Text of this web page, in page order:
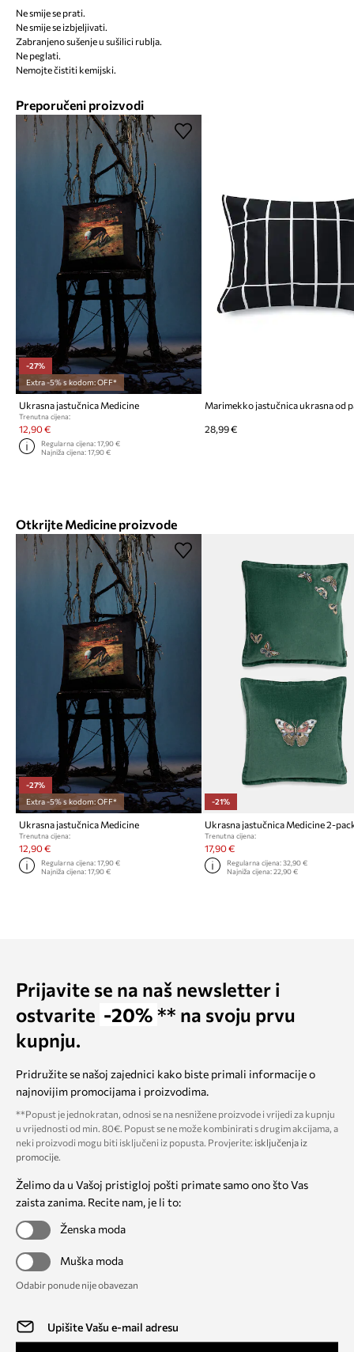
Ne smije se prati.
Ne smije se izbjeljivati.
Zabranjeno sušenje u sušilici rublja.
Ne peglati.
Nemojte čistiti kemijski.
Preporučeni proizvodi
-27%
Extra -5% s kodom: OFF*
Ukrasna jastučnica Medicine
Trenutna cijena:
12,90 €
Regularna cijena:17,90 €
Najniža cijena:17,90 €
28,99 €
Otkrijte Medicine proizvode
-27%
Extra -5% s kodom: OFF*
Ukrasna jastučnica Medicine
Trenutna cijena:
12,90 €
Regularna cijena:17,90 €
Najniža cijena:17,90 €
-21%
Ukrasna jastučnica Medicine 2-
Trenutna cijena:
17,90 €
Regularna cijena: 32,90 €
Najniža cijena: 22,90 €
Prijavite se na naš newsletter i
ostvarite -20% ** na svoju prvu
kupnju.
Pridružite se našoj zajednici kako biste primali informacije o
najnovijim promocijama i proizvodima.
**Popust je jednokratan, odnosi se na nesnižene proizvode i vrijedi za kupnju
u vrijednosti od min. 80€. Popust se ne može kombinirati s drugim akcijama, a
neki proizvodi mogu biti isključeni iz popusta. Provjerite: isključenja iz
promocije.
Želimo da u Vašoj pristigloj pošti primate samo ono što Vas
zaista zanima. Recite nam, je li to:
Ženska moda
Muška moda
Odabir ponude nije obavezan